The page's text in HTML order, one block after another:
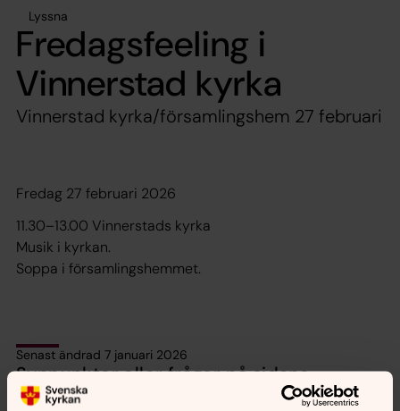
Lyssna
Fredagsfeeling i
Vinnerstad kyrka
Vinnerstad kyrka/församlingshem 27 februari
Fredag 27 februari 2026
11.30–13.00 Vinnerstads kyrka
Musik i kyrkan.
Soppa i församlingshemmet.
Senast ändrad 7 januari 2026
Synpunkter eller frågor på sidans
innehåll?